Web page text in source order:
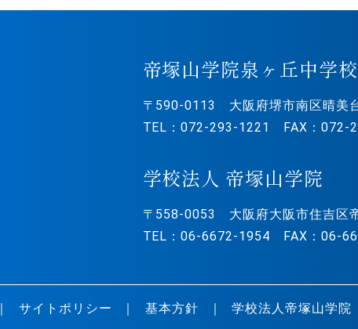
帝塚山学院泉ヶ丘中学
〒590-0113 大阪府堺市南区晴美
TEL：072-293-1221 FAX：072-
学校法人 帝塚山学院
〒558-0053 大阪府大阪市住吉区
TEL：06-6672-1954 FAX：06-
サイトポリシー 基本方針 学校法人帝塚山学院